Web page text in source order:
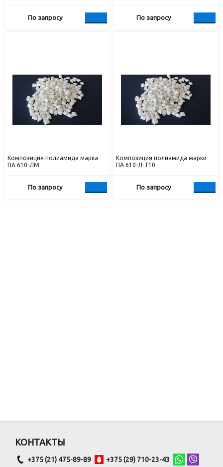
По запросу По запросу
Композиция полиамида марка
ПА 610-ЛМ
По запросу
Композиция полиамида марки
ПА 610-Л-Т10
По запросу
КОНТАКТЫ
+375 (21) 475-89-89
+375 (29) 710-23-43